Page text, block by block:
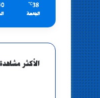
38
℃
الجمعة
الأكثر مشاهدة